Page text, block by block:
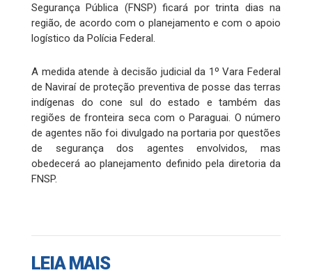
Segurança Pública (FNSP) ficará por trinta dias na
região, de acordo com o planejamento e com o apoio
logístico da Polícia Federal.
A medida atende à decisão judicial da 1º Vara Federal
de Naviraí de proteção preventiva de posse das terras
indígenas do cone sul do estado e também das
regiões de fronteira seca com o Paraguai. O número
de agentes não foi divulgado na portaria por questões
de segurança dos agentes envolvidos, mas
obedecerá ao planejamento definido pela diretoria da
FNSP.
LEIA MAIS